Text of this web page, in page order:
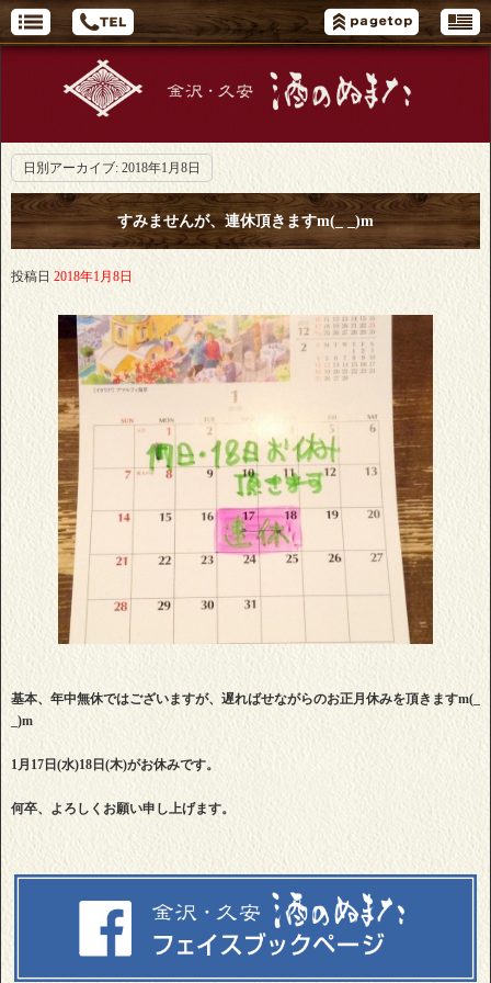
日別アーカイブ: 2018年1月8日
すみませんが、連休頂きますm(_ _)m
投稿日 2018年1月8日
基本、年中無休ではございますが、遅ればせながらのお正月休みを頂きますm(_
_)m
1月17日(水)18日(木)がお休みです。
何卒、よろしくお願い申し上げます。